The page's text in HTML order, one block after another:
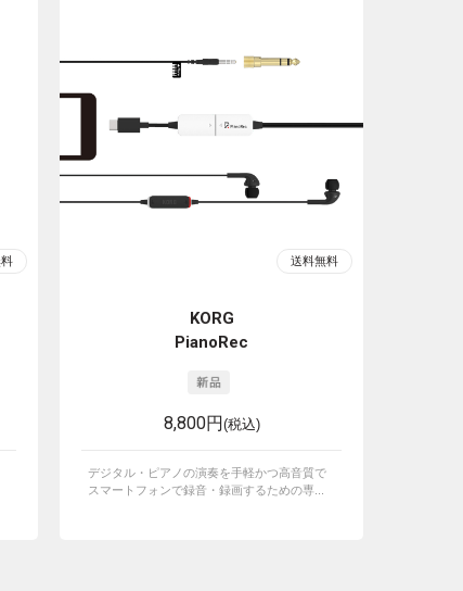
KORG
PianoRec
8,800円(税込)
デジタル・ピアノの演奏を手軽かつ高音質で
スマートフォンで録音・録画するための専...